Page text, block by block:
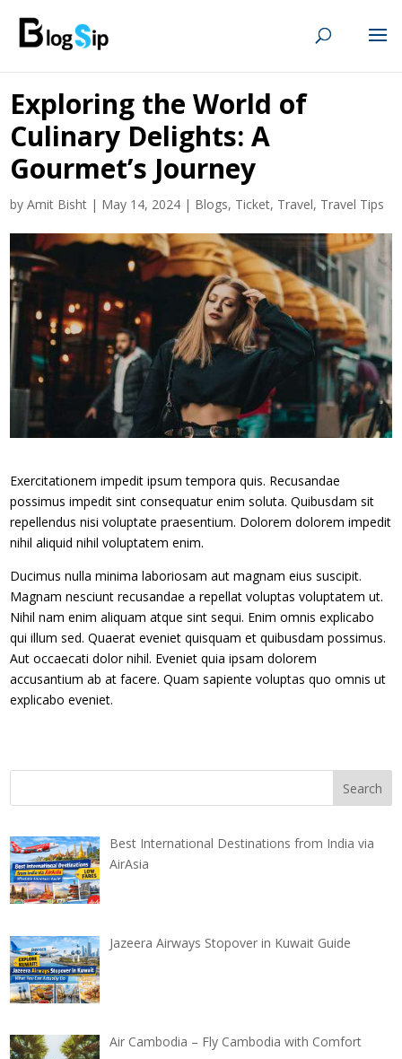
Exploring the World of
Culinary Delights: A
Gourmet’s Journey
byAmit Bisht | May 14, 2024 | Blogs, Ticket, Travel, Travel Tips
Exercitationem impedit ipsum tempora quis. Recusandae
possimus impedit sint consequatur enim soluta. Quibusdam sit
repellendus nisi voluptate praesentium. Dolorem dolorem impedit
nihil aliquid nihil voluptatem enim.
Ducimus nulla minima laboriosam aut magnam eius suscipit.
Magnam nesciunt recusandae a repellat voluptas voluptatem ut.
Nihil nam enim aliquam atque sint sequi. Enim omnis explicabo
qui illum sed. Quaerat eveniet quisquam et quibusdam possimus.
Aut occaecati dolor nihil. Eveniet quia ipsam dolorem
accusantium ab at facere. Quam sapiente voluptas quo omnis ut
explicabo eveniet.
Best International Destinations from India via
AirAsia
Jazeera Airways Stopover in Kuwait Guide
Air Cambodia – Fly Cambodia with Comfort